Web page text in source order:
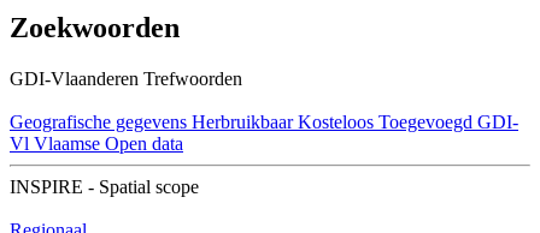
Zoekwoorden
GDI-Vlaanderen Trefwoorden
Geografische gegevens Herbruikbaar Kosteloos Toegevoegd GDI-
Vl Vlaamse Open data
INSPIRE - Spatial scope